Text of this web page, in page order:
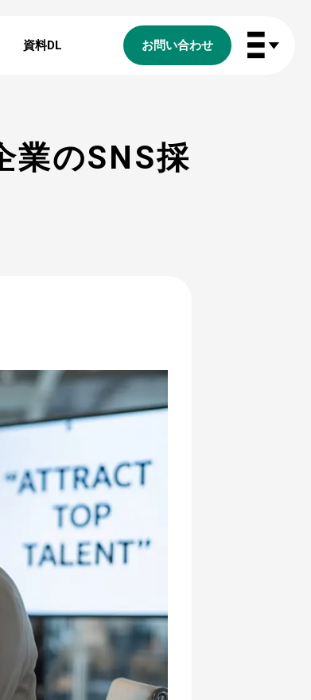
資料DL お問い合わせ
業のSNS採